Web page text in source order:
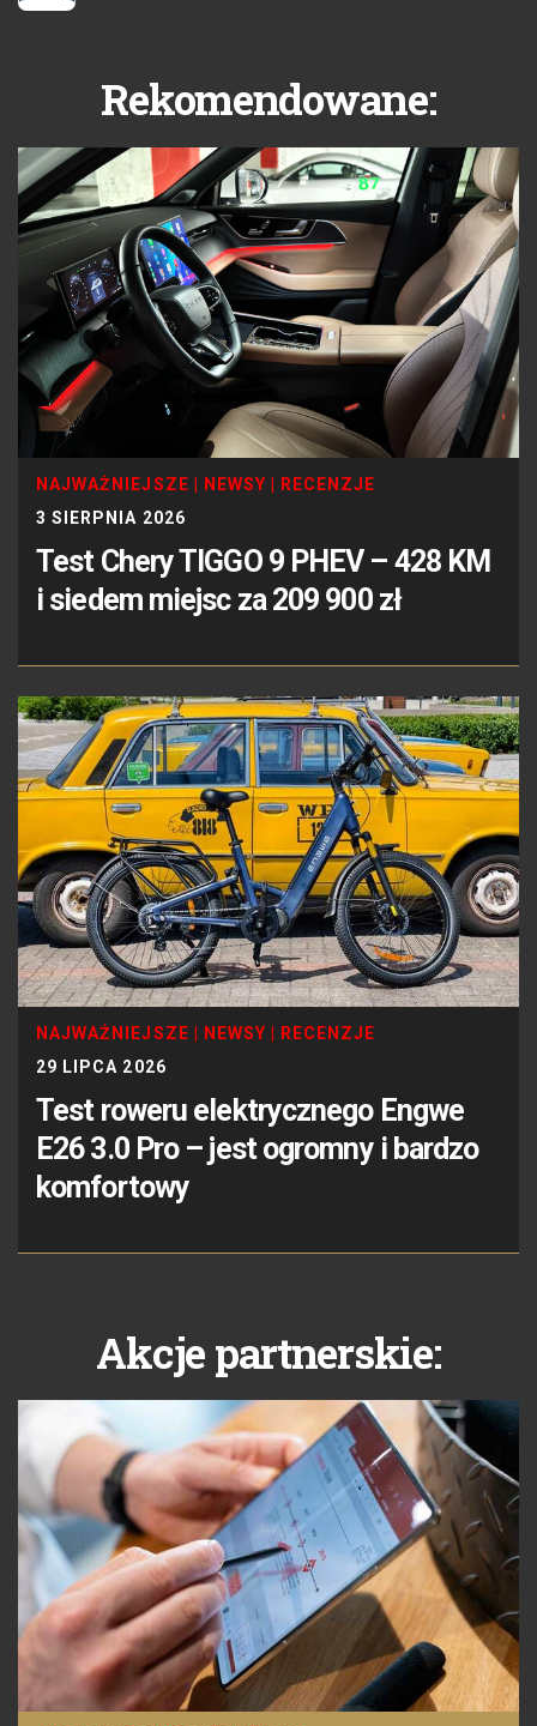
Rekomendowane:
NAJWAŻNIEJSZE NEWSY
RECENZJE
3 SIERPNIA 2026
Test Chery TIGGO 9 PHEV – 428 KM
i siedem miejsc za 209 900 zł
NAJWAŻNIEJSZE NEWSY
RECENZJE
29 LIPCA 2026
Test roweru elektrycznego Engwe
E26 3.0 Pro – jest ogromny i bardzo
komfortowy
Akcje partnerskie: